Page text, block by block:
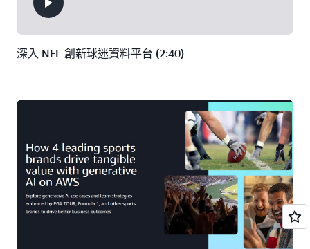
深入 NFL 創新球迷資料平台 (2:40)